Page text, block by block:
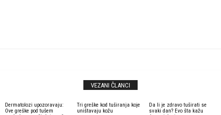
VEZANI ČLANCI
Dermatolozi upozoravaju:
Ove greške pod tušem
Tri greške kod tuširanja koje
uništavaju kožu
Da li je zdravo tuširati se
svaki dan? Evo šta kažu